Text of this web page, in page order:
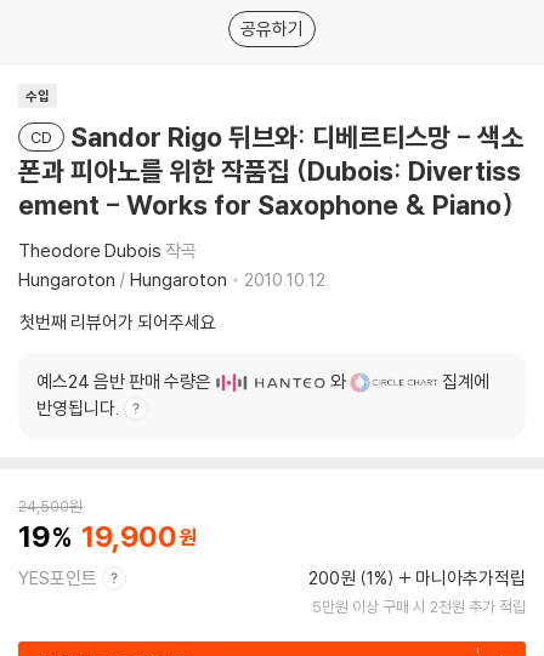
공유하기
수입
CD
Sandor Rigo 뒤브와: 디베르티스망 - 색소
폰과 피아노를 위한 작품집 (Dubois: Divertiss
ement - Works for Saxophone & Piano)
Theodore Dubois 작곡
Hungaroton / Hungaroton
2010.10.12.
첫번째 리뷰어가 되어주세요
예스24 음반 판매 수량은 와
집계에
반영됩니다.
24,500원
19 19,900
YES포인트 200원 (1%) 마니아추가적립
5만원 이상 구매 시 2천원 추가 적립